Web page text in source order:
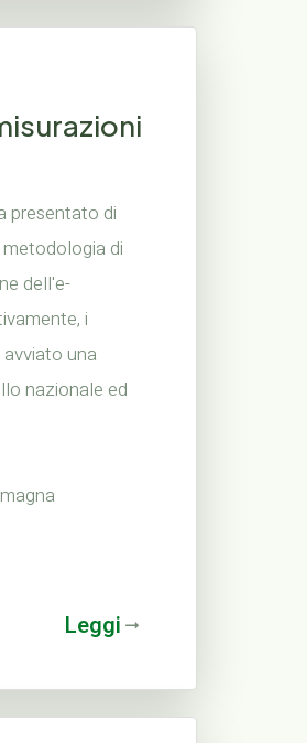
presentato di
di
dell'e-
i
una
nazionale ed
Leggi